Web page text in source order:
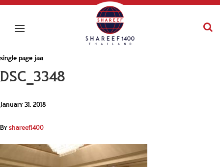
single page jaa
DSC_3348
January 31, 2018
Byshareef1400